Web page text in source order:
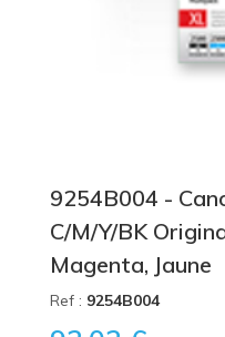
9254B004 -
C/M/Y/BK
Magenta, Jaune
Ref : 9254B004